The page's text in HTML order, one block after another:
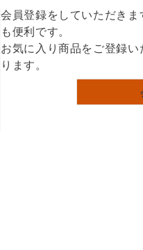
会員登録をしていただき
も便利です。
お気に入り商品をご登録
ります。